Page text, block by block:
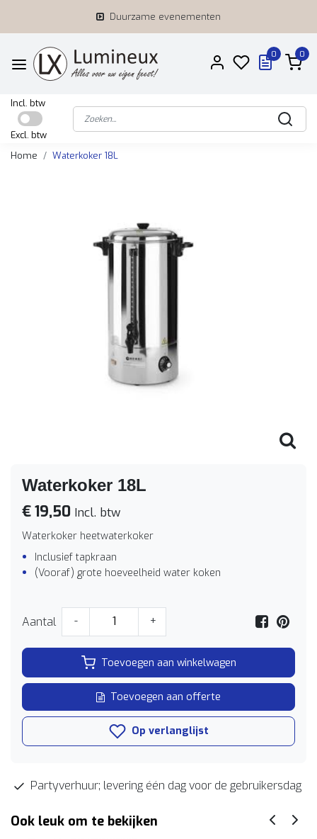
Duurzame evenementen
0 0
Incl. btw
Excl. btw
Home
Waterkoker 18L
Waterkoker 18L
€ 19,50 Incl. btw
Waterkoker heetwaterkoker
Inclusief tapkraan
(Vooraf) grote hoeveelheid water koken
Aantal - +
Toevoegen aan winkelwagen
Toevoegen aan offerte
Op verlanglijst
Partyverhuur; levering één dag voor de gebruikersdag
Ook leuk om te bekijken